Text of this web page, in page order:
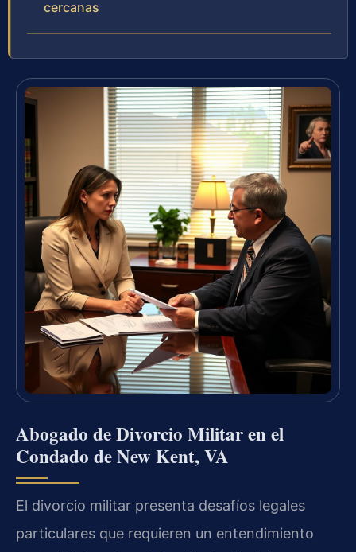
cercanas
Abogado de Divorcio Militar en el
Condado de New Kent, VA
El divorcio militar presenta desafíos legales
particulares que requieren un entendimiento